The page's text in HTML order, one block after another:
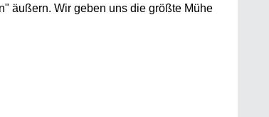
äußern. Wir geben uns die größte Mühe